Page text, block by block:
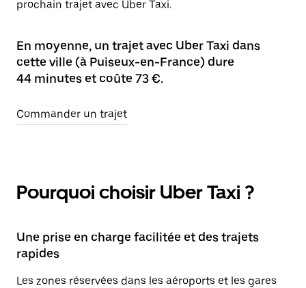
prochain trajet avec Uber Taxi.
En moyenne, un trajet avec Uber Taxi dans
cette ville (à Puiseux-en-France) dure
44 minutes et coûte 73 €.
Commander un trajet
Pourquoi choisir Uber Taxi ?
Une prise en charge facilitée et des trajets
rapides
Les zones réservées dans les aéroports et les gares